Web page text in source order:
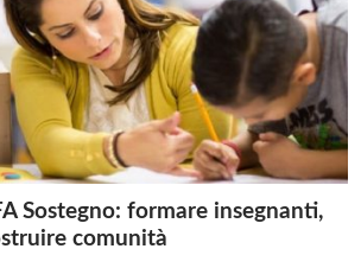
Sostegno: formare insegnanti,
comunità